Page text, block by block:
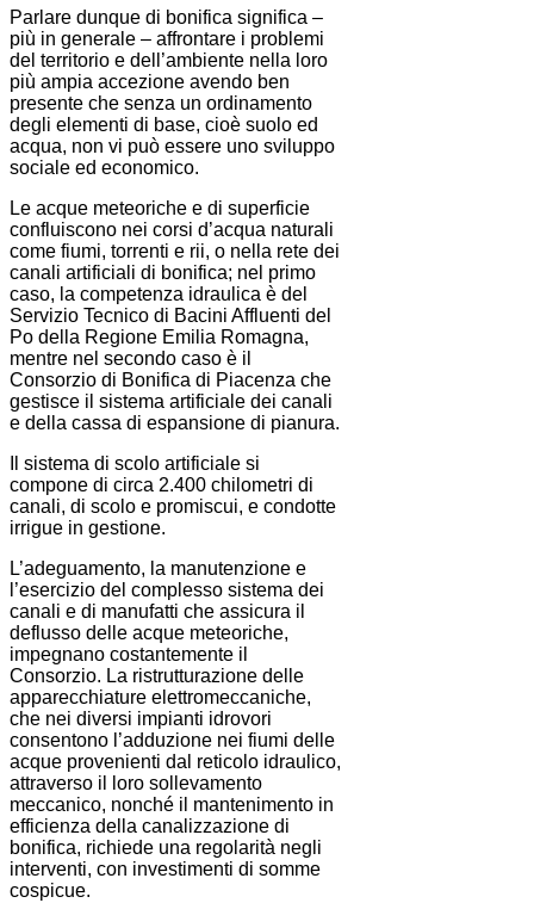
Parlare dunque di bonifica significa –
più in generale – affrontare i problemi
del territorio e dell’ambiente nella loro
più ampia accezione avendo ben
presente che senza un ordinamento
degli elementi di base, cioè suolo ed
acqua, non vi può essere uno sviluppo
sociale ed economico.
Le acque meteoriche e di superficie
confluiscono nei corsi d’acqua naturali
come fiumi, torrenti e rii, o nella rete dei
canali artificiali di bonifica; nel primo
caso, la competenza idraulica è del
Servizio Tecnico di Bacini Affluenti del
Po della Regione Emilia Romagna,
mentre nel secondo caso è il
Consorzio di Bonifica di Piacenza che
gestisce il sistema artificiale dei canali
e della cassa di espansione di pianura.
Il sistema di scolo artificiale si
compone di circa 2.400 chilometri di
canali, di scolo e promiscui, e condotte
irrigue in gestione.
L’adeguamento, la manutenzione e
l’esercizio del complesso sistema dei
canali e di manufatti che assicura il
deflusso delle acque meteoriche,
impegnano costantemente il
Consorzio. La ristrutturazione delle
apparecchiature elettromeccaniche,
che nei diversi impianti idrovori
consentono l’adduzione nei fiumi delle
acque provenienti dal reticolo idraulico,
attraverso il loro sollevamento
meccanico, nonché il mantenimento in
efficienza della canalizzazione di
bonifica, richiede una regolarità negli
interventi, con investimenti di somme
cospicue.